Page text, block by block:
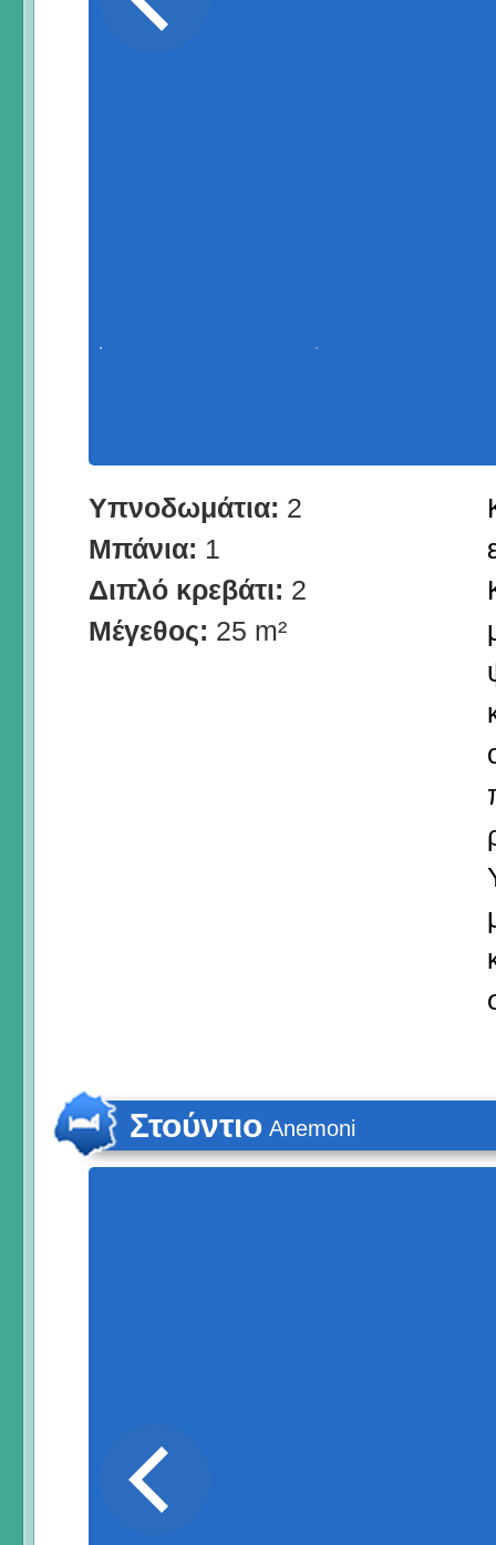
Υπνοδωμάτια: 2
Μπάνια: 1
Διπλό κρεβάτι: 2
Μέγεθος: 25 m²
Στούντιο Anemoni